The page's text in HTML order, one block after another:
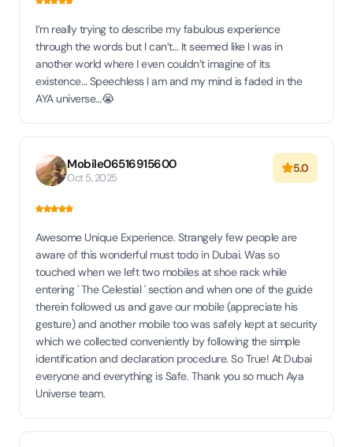
I’m really trying to describe my fabulous experience
through the words but I can’t… It seemed like I was in
another world where I even couldn’t imagine of its
existence… Speechless I am and my mind is faded in the
AYA universe…😭
Mobile06516915600
Oct 5, 2025
5.0
Awesome Unique Experience. Strangely few people are
aware of this wonderful must todo in Dubai. Was so
touched when we left two mobiles at shoe rack while
entering ' The Celestial ' section and when one of the guide
therein followed us and gave our mobile (appreciate his
gesture) and another mobile too was safely kept at security
which we collected conveniently by following the simple
identification and declaration procedure. So True! At Dubai
everyone and everything is Safe. Thank you so much Aya
Universe team.